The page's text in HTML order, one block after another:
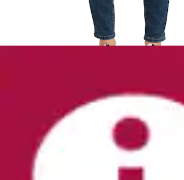
Gerade Jeans »Alexa Straight«
Kontrastnähten
TOM TAILOR
Ursprünglicher Preis
UVP 59,99 €
Aktueller Preis
ab41,99 €
(3)